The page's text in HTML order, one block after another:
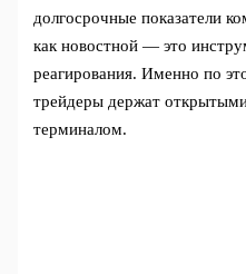
долгосрочные показатели
как новостной — это
реагирования. Именно по
трейдеры держат
терминалом.